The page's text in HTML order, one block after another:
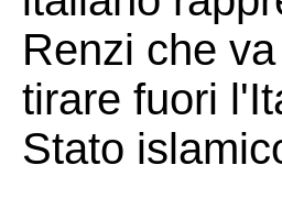
Renzi che
tirare fuori
Stato